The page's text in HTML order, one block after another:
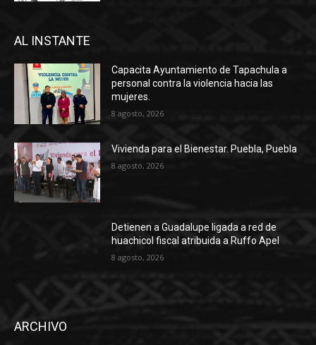
AL INSTANTE
Capacita Ayuntamiento de Tapachula a
personal contra la violencia hacia las
mujeres.
8 agosto, 2026
Vivienda para el Bienestar. Puebla, Puebla
8 agosto, 2026
Detienen a Guadalupe ligada a red de
huachicol fiscal atribuida a Ruffo Apel
8 agosto, 2026
ARCHIVO